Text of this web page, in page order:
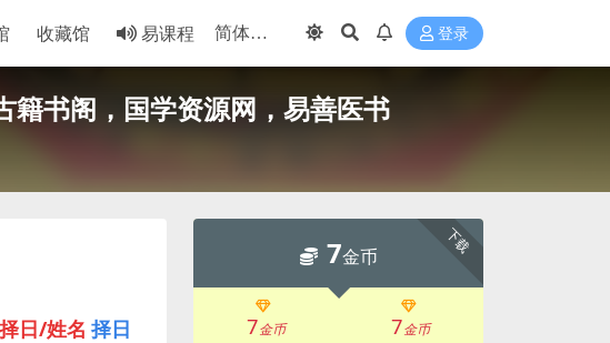
收藏馆 易课程 登录
书阁，国学资源网，易善医书
择日/姓名 择日
下载
7金币
7金币 7金币